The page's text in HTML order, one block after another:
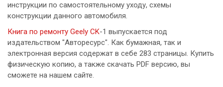
инструкции по самостоятельному уходу, схемы
конструкции данного автомобиля.
Книга по ремонту Geely CK-1 выпускается под
издательством "Авторесурс". Как бумажная, так и
электронная версия содержат в себе 283 страницы. Купить
физическую копию, а также скачать PDF версию, вы
сможете на нашем сайте.